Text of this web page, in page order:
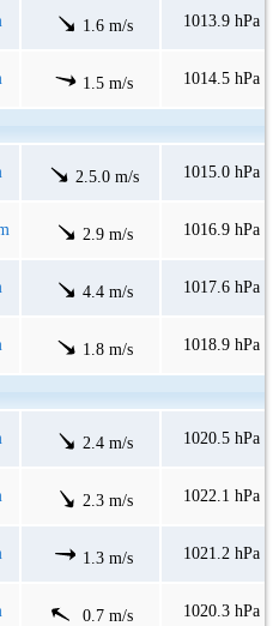
1.6 m/s 1013.9 hPa
1.5 m/s 1014.5 hPa
2.5.0 m/s 1015.0 hPa
2.9 m/s 1016.9 hPa
4.4 m/s 1017.6 hPa
1.8 m/s 1018.9 hPa
2.4 m/s 1020.5 hPa
2.3 m/s 1022.1 hPa
1.3 m/s 1021.2 hPa
0.7 m/s 1020.3 hPa